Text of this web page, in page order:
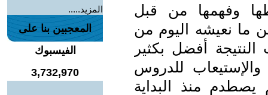
وفهمها من قبل
ما نعيشه اليوم من
أفضل بكثير
للدروس
يصطدم منذ البداية
المزيد.....
المعجبين بنا على
الفيسبوك
3,732,970